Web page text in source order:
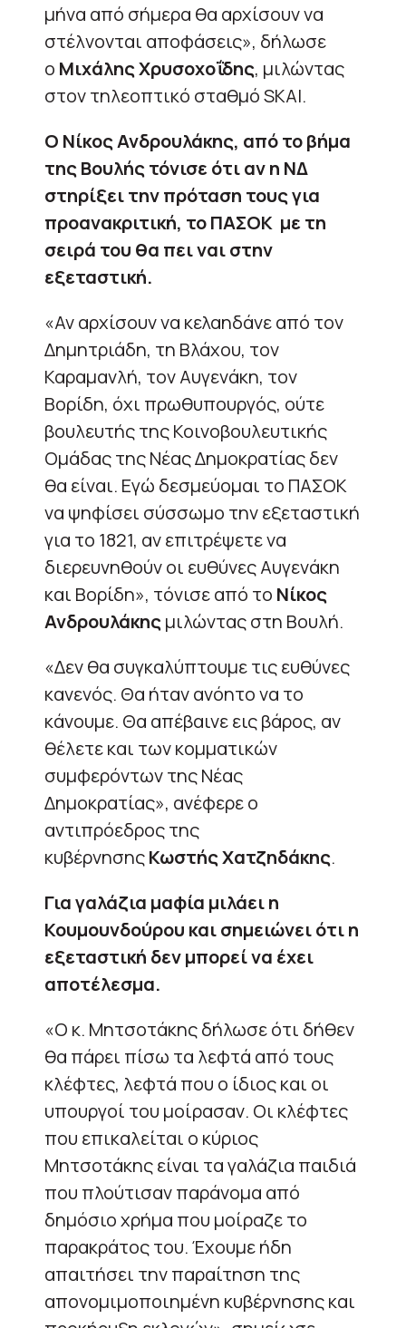
μήνα από σήμερα θα αρχίσουν να
στέλνονται αποφάσεις», δήλωσε
ο Μιχάλης Χρυσοχοΐδης, μιλώντας
στον τηλεοπτικό σταθμό SKAI.
Ο Νίκος Ανδρουλάκης, από το βήμα
της Βουλής τόνισε ότι αν η ΝΔ
στηρίξει την πρόταση τους για
προανακριτική, το ΠΑΣΟΚ με τη
σειρά του θα πει ναι στην
εξεταστική.
«Αν αρχίσουν να κελαηδάνε από τον
Δημητριάδη, τη Βλάχου, τον
Καραμανλή, τον Αυγενάκη, τον
Βορίδη, όχι πρωθυπουργός, ούτε
βουλευτής της Κοινοβουλευτικής
Ομάδας της Νέας Δημοκρατίας δεν
θα είναι. Εγώ δεσμεύομαι το ΠΑΣΟΚ
να ψηφίσει σύσσωμο την εξεταστική
για το 1821, αν επιτρέψετε να
διερευνηθούν οι ευθύνες Αυγενάκη
και Βορίδη», τόνισε από το Νίκος
Ανδρουλάκηςμιλώντας στη Βουλή.
«Δεν θα συγκαλύπτουμε τις ευθύνες
κανενός. Θα ήταν ανόητο να το
κάνουμε. Θα απέβαινε εις βάρος, αν
θέλετε και των κομματικών
συμφερόντων της Νέας
Δημοκρατίας», ανέφερε ο
αντιπρόεδρος της
κυβέρνησηςΚωστής Χατζηδάκης.
Για γαλάζια μαφία μιλάει η
Κουμουνδούρου και σημειώνει ότι η
εξεταστική δεν μπορεί να έχει
αποτέλεσμα.
«Ο κ. Μητσοτάκης δήλωσε ότι δήθεν
θα πάρει πίσω τα λεφτά από τους
κλέφτες, λεφτά που ο ίδιος και οι
υπουργοί του μοίρασαν. Οι κλέφτες
που επικαλείται ο κύριος
Μητσοτάκης είναι τα γαλάζια παιδιά
που πλούτισαν παράνομα από
δημόσιο χρήμα που μοίραζε το
παρακράτος του. Έχουμε ήδη
απαιτήσει την παραίτηση της
απονομιμοποιημένη κυβέρνησης και